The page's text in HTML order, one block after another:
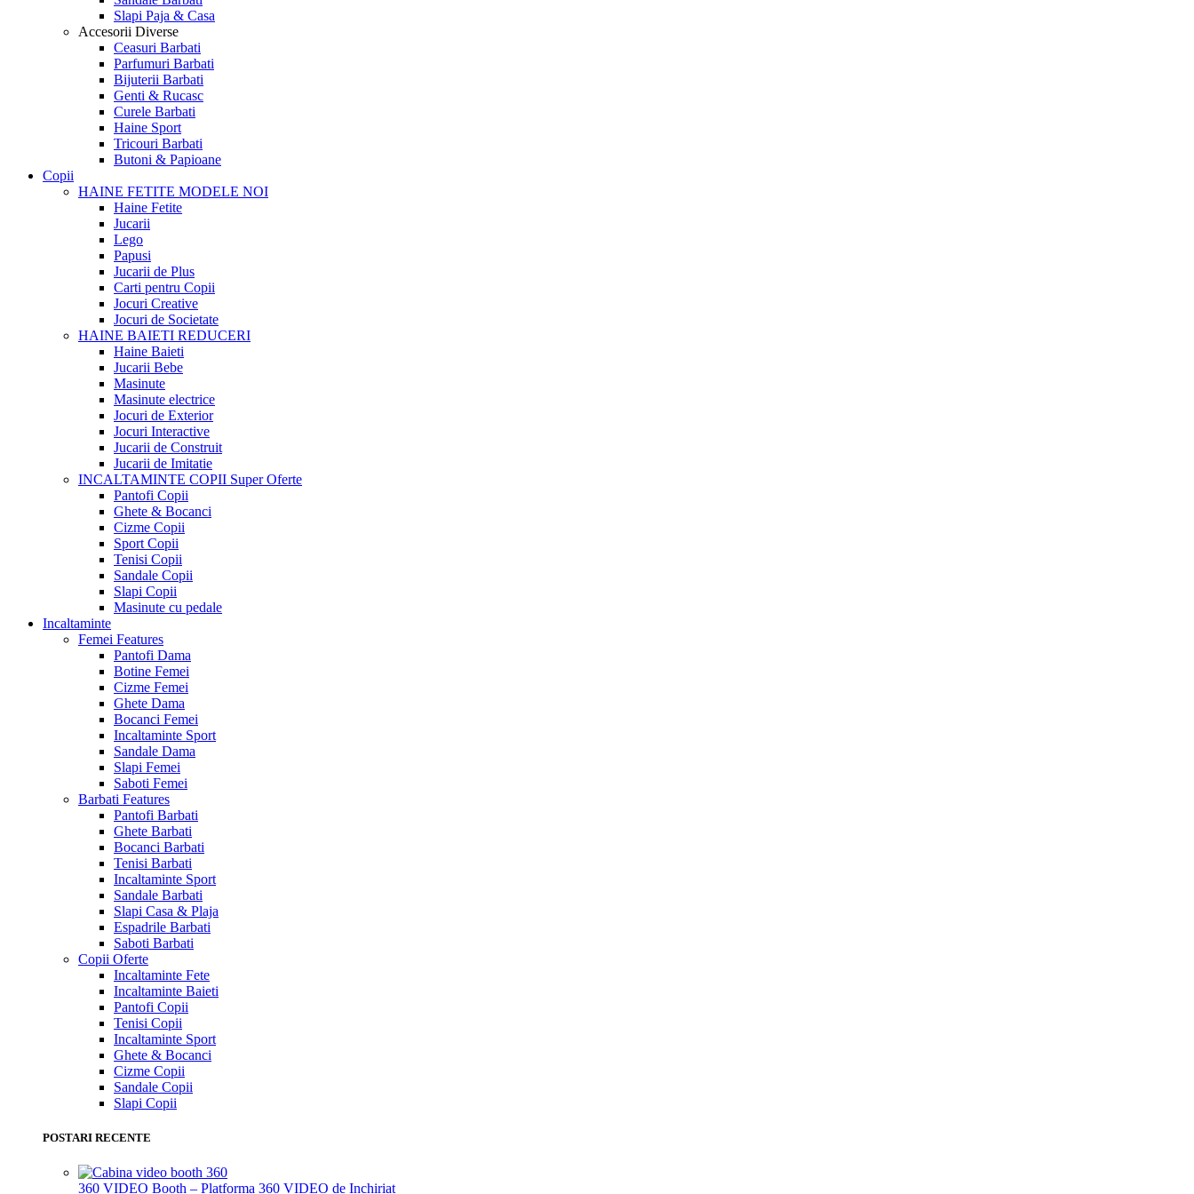
Slapi Paja & Casa
Accesorii Diverse
Ceasuri Barbati
Parfumuri Barbati
Bijuterii Barbati
Genti & Rucasc
Curele Barbati
Haine Sport
Tricouri Barbati
Butoni & Papioane
Copii
HAINE FETITE MODELE NOI
Haine Fetite
Jucarii
Lego
Papusi
Jucarii de Plus
Carti pentru Copii
Jocuri Creative
Jocuri de Societate
HAINE BAIETI REDUCERI
Haine Baieti
Jucarii Bebe
Masinute
Masinute electrice
Jocuri de Exterior
Jocuri Interactive
Jucarii de Construit
Jucarii de Imitatie
INCALTAMINTE COPII Super Oferte
Pantofi Copii
Ghete & Bocanci
Cizme Copii
Sport Copii
Tenisi Copii
Sandale Copii
Slapi Copii
Masinute cu pedale
Incaltaminte
Femei Features
Pantofi Dama
Botine Femei
Cizme Femei
Ghete Dama
Bocanci Femei
Incaltaminte Sport
Sandale Dama
Slapi Femei
Saboti Femei
Barbati Features
Pantofi Barbati
Ghete Barbati
Bocanci Barbati
Tenisi Barbati
Incaltaminte Sport
Sandale Barbati
Slapi Casa & Plaja
Espadrile Barbati
Saboti Barbati
Copii Oferte
Incaltaminte Fete
Incaltaminte Baieti
Pantofi Copii
Tenisi Copii
Incaltaminte Sport
Ghete & Bocanci
Cizme Copii
Sandale Copii
Slapi Copii
POSTARI RECENTE
360 VIDEO Booth – Platforma 360 VIDEO de Inchiriat